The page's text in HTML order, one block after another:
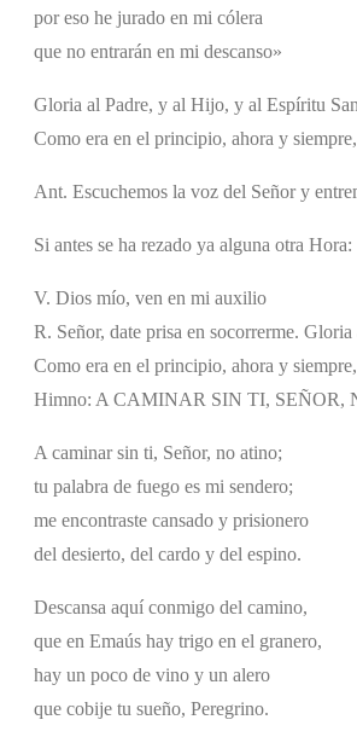
por eso he jurado en mi cólera
que no entrarán en mi descanso»
Gloria al Padre, y al Hijo, y al Espíritu
Como era en el principio, ahora y
Ant. Escuchemos la voz del Señor y
Si antes se ha rezado ya alguna otra Hora:
V. Dios mío, ven en mi auxilio
R. Señor, date prisa en socorrerme.
Como era en el principio, ahora y
Himno: A CAMINAR SIN TI, SEÑOR,
A caminar sin ti, Señor, no atino;
tu palabra de fuego es mi sendero;
me encontraste cansado y prisionero
del desierto, del cardo y del espino.
Descansa aquí conmigo del camino,
que en Emaús hay trigo en el granero,
hay un poco de vino y un alero
que cobije tu sueño, Peregrino.